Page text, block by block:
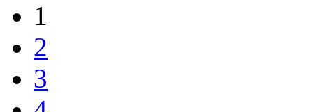
1
2
3